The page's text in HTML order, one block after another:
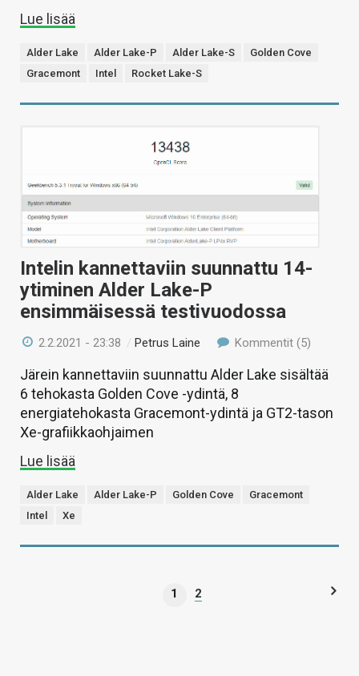
Lue lisää
Alder Lake Alder Lake-P Alder Lake-S
Golden Cove
Gracemont
Intel Rocket Lake-S
Intelin kannettaviin suunnattu 14-
ytiminen Alder Lake-P
ensimmäisessä testivuodossa
2.2.2021 - 23:38 /Petrus Laine Kommentit (5)
Järein kannettaviin suunnattu Alder Lake sisältää
6 tehokasta Golden Cove -ydintä, 8
energiatehokasta Gracemont-ydintä ja GT2-tason
Xe-grafiikkaohjaimen
Lue lisää
Alder Lake Alder Lake-P Golden Cove
Gracemont
Intel
Xe
1 2